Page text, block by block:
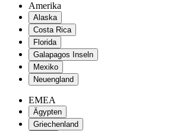
Amerika
Alaska
Costa Rica
Florida
Galapagos Inseln
Mexiko
Neuengland
EMEA
Ägypten
Griechenland